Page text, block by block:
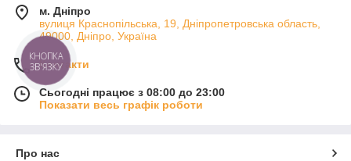
м. Дніпро
вулиця Краснопільська, 19, Дніпропетровська область,
49000, Дніпро, Україна
Контакти
Сьогодні працює з 08:00 до 23:00
Показати весь графік роботи
Про нас
КНОПКА
ЗВ'ЯЗКУ